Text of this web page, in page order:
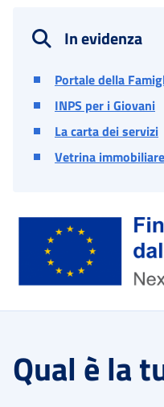
In evidenza
Portale della
INPS per i Giovani
La carta dei servizi
Vetrina immobiliare
Qual è la